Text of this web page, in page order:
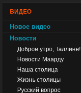
ВИДЕО
Новое видео
Новости
Доброе утро, Таллинн!
Новости Маарду
Наша столица
Жизнь столицы
Русский вопрос